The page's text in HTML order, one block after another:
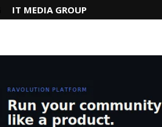
IT MEDIA GROUP